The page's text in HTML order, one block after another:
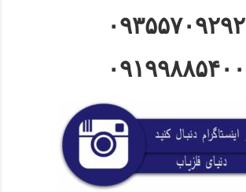
۰۹۳۵۵۷۰۹۲۹۲
۰۹۱۹۹۸۸۵۴۰۰